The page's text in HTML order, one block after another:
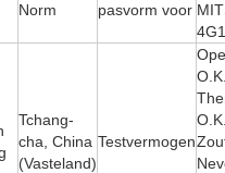
Norm pasvorm voor
Tchang-
cha, China
(Vasteland)
Testvermogen